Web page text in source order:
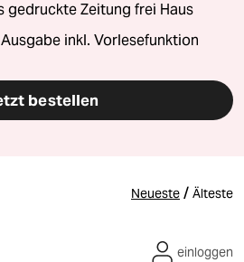
gedruckte Zeitung frei Haus
inkl. Vorlesefunktion
bestellen
Neueste / Älteste
einloggen